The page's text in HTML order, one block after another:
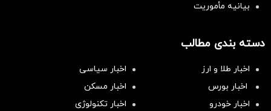
بیانیه مأموریت
دسته بندی مطالب
اخبار طلا و ارز
اخبار سیاسی
اخبار بورس
اخبار مسکن
اخبار خودرو
اخبار تکنولوژی